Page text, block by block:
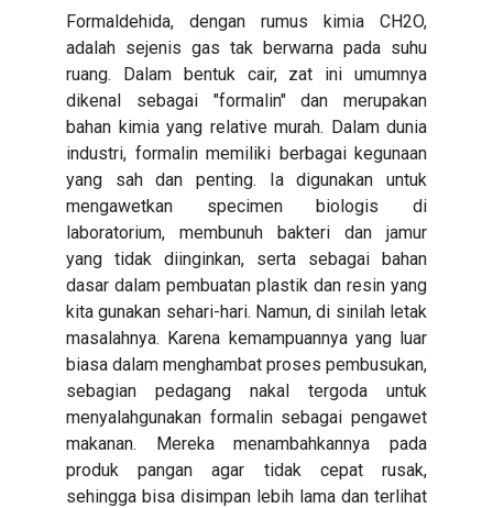
Formaldehida, dengan rumus kimia CH2O,
adalah sejenis gas tak berwarna pada suhu
ruang. Dalam bentuk cair, zat ini umumnya
dikenal sebagai "formalin" dan merupakan
bahan kimia yang relative murah. Dalam dunia
industri, formalin memiliki berbagai kegunaan
yang sah dan penting. Ia digunakan untuk
mengawetkan specimen biologis di
laboratorium, membunuh bakteri dan jamur
yang tidak diinginkan, serta sebagai bahan
dasar dalam pembuatan plastik dan resin yang
kita gunakan sehari-hari. Namun, di sinilah letak
masalahnya. Karena kemampuannya yang luar
biasa dalam menghambat proses pembusukan,
sebagian pedagang nakal tergoda untuk
menyalahgunakan formalin sebagai pengawet
makanan. Mereka menambahkannya pada
produk pangan agar tidak cepat rusak,
sehingga bisa disimpan lebih lama dan terlihat